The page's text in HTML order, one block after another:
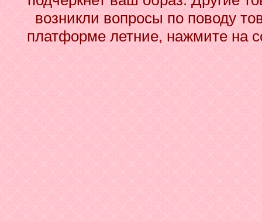
возникли вопросы по поводу
платформе летние, нажмите на